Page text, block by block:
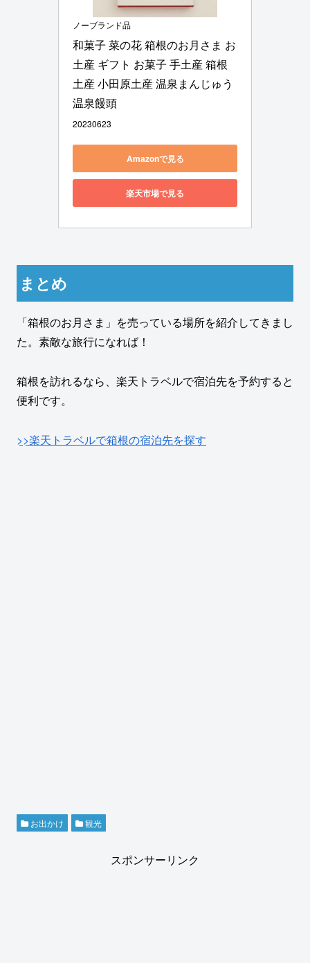
ノーブランド品
和菓子 菜の花 箱根のお月さま お
土産 ギフト お菓子 手土産 箱根
土産 小田原土産 温泉まんじゅう
温泉饅頭
20230623
Amazonで見る
楽天市場で見る
まとめ
「箱根のお月さま」を売っている場所を紹介してきまし
た。素敵な旅行になれば！
箱根を訪れるなら、楽天トラベルで宿泊先を予約すると
便利です。
>>楽天トラベルで箱根の宿泊先を探す
お出かけ 観光
スポンサーリンク